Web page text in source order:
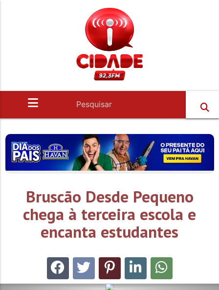
Bruscão Desde Pequeno
chega à terceira escola e
encanta estudantes